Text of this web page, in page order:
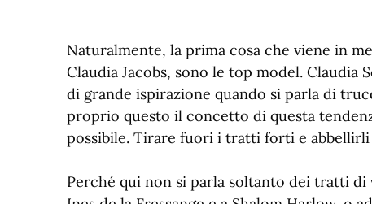
Naturalmente, la prima cosa che viene in
Claudia Jacobs, sono le top model.
di grande ispirazione quando si parla di
proprio questo il concetto di questa
possibile. Tirare fuori i tratti forti e
Perché qui non si parla soltanto dei tratti di